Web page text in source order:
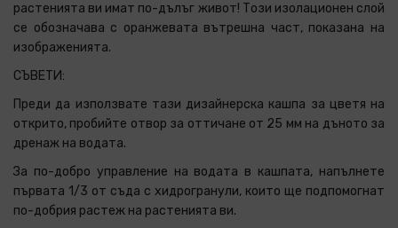
растенията ви имат по-дълъг живот! Този изолационен слой
се обозначава с оранжевата вътрешна част, показана на
изображенията.
СЪВЕТИ:
Преди да използвате тази дизайнерска кашпа за цветя на
открито, пробийте отвор за оттичане от 25 мм на дъното за
дренаж на водата.
За по-добро управление на водата в кашпата, напълнете
първата 1/3 от съда с хидрогранули, които ще подпомогнат
по-добрия растеж на растенията ви.